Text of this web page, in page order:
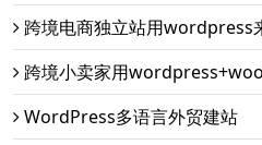
跨境电商独立站用wordpress
跨境小卖家用
WordPress多语言外贸建站